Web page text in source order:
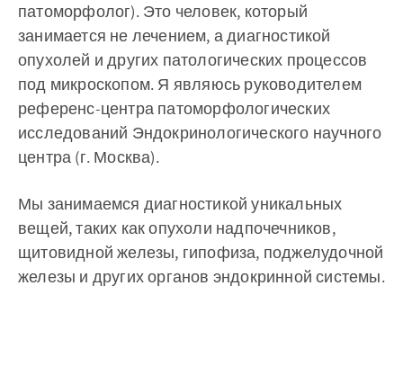
патоморфолог). Это человек, который
занимается не лечением, а диагностикой
опухолей и других патологических процессов
под микроскопом. Я являюсь руководителем
референс-центра патоморфологических
исследований Эндокринологического научного
центра (г. Москва).
Мы занимаемся диагностикой уникальных
вещей, таких как опухоли надпочечников,
щитовидной железы, гипофиза, поджелудочной
железы и других органов эндокринной системы.